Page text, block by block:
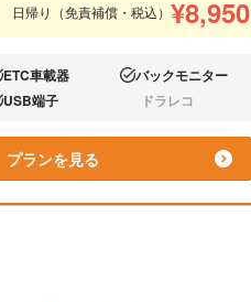
日帰り（免責補償・税込） ¥8,950
:
ETC車載器 あり:バックモニター
:
USB端子 なし:ドラレコ
プランを見る